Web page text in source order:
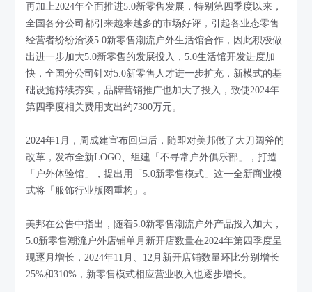
再加上2024年全面推进5.0新零售发展，特别第四季度以来，
全国各分公司都引来越来越多的市场好评，引起各业态零售
经营者纷纷洽谈5.0新零售潮流户外生活馆合作，因此积极做
出进一步加大5.0新零售的发展投入，5.0生活馆开发进度加
快，全国分公司针对5.0新零售人才进一步扩充，新模式的基
础设施持续夯实，品牌营销推广也加大了投入，致使2024年
第四季度相关费用支出约7300万元。
2024年1月，周成建宣布回归后，随即对美邦做了大刀阔斧的
改革，发布全新LOGO、组建「不寻常户外俱乐部」，打造
「户外体验馆」，提出用「5.0新零售模式」这一全新商业模
式将「服饰行业版图重构」。
美邦在公告中指出，随着5.0新零售潮流户外产品投入加大，
5.0新零售潮流户外店铺单月新开店数量在2024年第四季度呈
现逐月增长，2024年11月、12月新开店铺数量环比分别增长
25%和310%，新零售模式相应营业收入也逐步增长。